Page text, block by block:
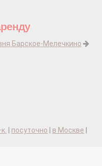
Барское-Мелечкино
посуточно в Москве